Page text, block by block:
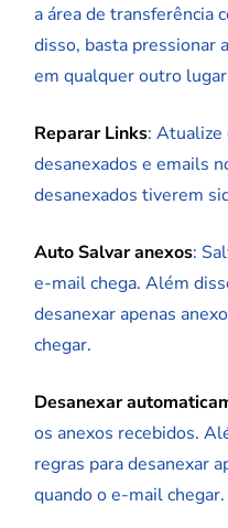
a área de transferência
disso, basta pressionar
em qualquer outro
Reparar Links:
desanexados e emails
desanexados tiverem
Auto Salvar anexos:
e-mail chega. Além
desanexar apenas
chegar.
Desanexar
os anexos recebidos.
regras para desanexar
quando o e-mail chegar.